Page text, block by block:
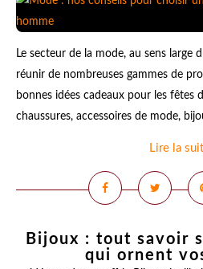
Le secteur de la mode, au sens large
réunir de nombreuses gammes de
bonnes idées cadeaux pour les fêtes
chaussures, accessoires de mode,
Lire la
Bijoux : tout savoir
qui ornent